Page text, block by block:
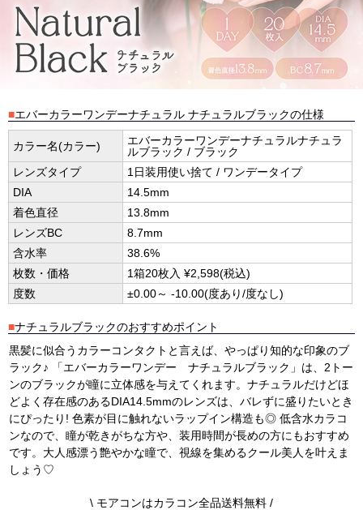
■エバーカラーワンデーナチュラル ナチュラルブラックの仕様
カラー名(カラー)
エバーカラーワンデーナチュラルナチュラ
ルブラック / ブラック
レンズタイプ
1日装用使い捨て / ワンデータイプ
DIA
14.5mm
着色直径
13.8mm
レンズBC
8.7mm
含水率
38.6%
枚数・価格
1箱20枚入 ¥2,598(税込)
度数
±0.00～ -10.00(度あり/度なし)
■ナチュラルブラックのおすすめポイント
黒髪に似合うカラーコンタクトと言えば、やっぱり知的な印象のブ
ラック♪ 「エバーカラーワンデー ナチュラルブラック」は、2トー
ンのブラックが瞳に立体感を与えてくれます。ナチュラルだけどほ
どよく存在感のあるDIA14.5mmのレンズは、バレずに盛りたいとき
にぴったり! 色素が目に触れないラップイン構造も◎ 低含水カラコ
ンなので、瞳が乾きがちな方や、装用時間が長めの方にもおすすめ
です。大人感漂う艶やかな瞳で、視線を集めるクール美人を叶えま
しょう♡
\ モアコンはカラコン全品送料無料 /